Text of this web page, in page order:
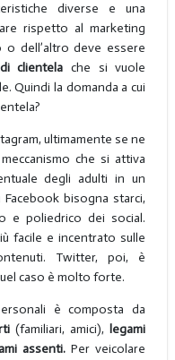
diverse e una
rispetto al marketing
o dell’altro deve essere
clientela che si vuole
Quindi la domanda a cui
ultimamente se ne
che si attiva
degli adulti in un
Facebook bisogna starci,
e poliedrico dei social.
facile e incentrato sulle
Twitter, poi, è
caso è molto forte.
è composta da
(familiari, amici), legami
assenti. Per veicolare